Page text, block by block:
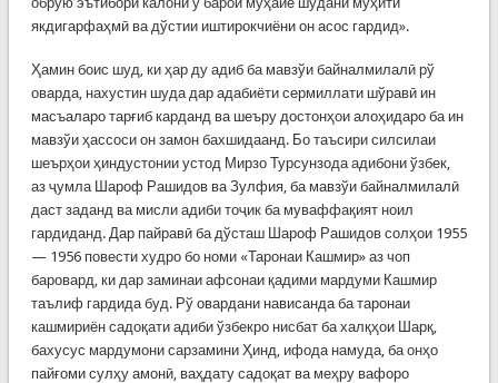
якдигарфаҳмӣ ва дўстии иштирокчиёни он асос гардид».
Ҳамин боис шуд, ки ҳар ду адиб ба мавзўи байналмилалӣ рў
оварда, нахустин шуда дар адабиёти сермиллати шўравӣ ин
масъаларо тарғиб карданд ва шеъру достонҳои алоҳидаро ба ин
мавзўи ҳассоси он замон бахшидаанд. Бо таъсири силсилаи
шеърҳои ҳиндустонии устод Мирзо Турсунзода адибони ўзбек,
аз ҷумла Шароф Рашидов ва Зулфия, ба мавзўи байналмилалӣ
даст заданд ва мисли адиби тоҷик ба муваффақият ноил
гардиданд. Дар пайравӣ ба дўсташ Шароф Рашидов солҳои 1955
— 1956 повести худро бо номи «Таронаи Кашмир» аз чоп
баровард, ки дар заминаи афсонаи қадими мардуми Кашмир
таълиф гардида буд. Рў овардани нависанда ба таронаи
кашмириён садоқати адиби ўзбекро нисбат ба халқҳои Шарқ,
бахусус мардумони сарзамини Ҳинд, ифода намуда, ба онҳо
пайғоми сулҳу амонӣ, ваҳдату садоқат ва меҳру вафоро